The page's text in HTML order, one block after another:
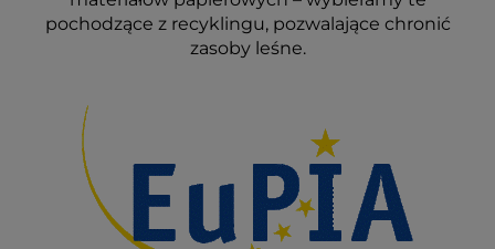
pochodzące z recyklingu, pozwalające chronić
zasoby leśne.